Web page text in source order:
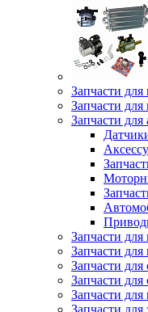
Запчасти
Запчасти для
Запчасти
Запчасти
Запчасти для
Запчасти
Запчасти для
Запчасти для
Запчасти